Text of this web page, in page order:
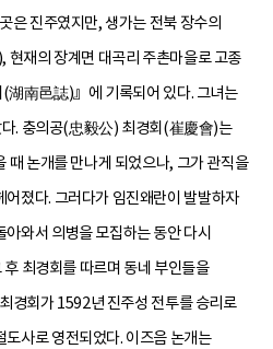
은 진주였지만, 생가는 전북 장수의
재의 장계면 대곡리 주촌마을로 고종
南邑誌)』에 기록되어 있다. 그녀는
. 충의공(忠毅公) 최경회(崔慶會)는
논개를 만나게 되었으나, 그가 관직을
졌다. 그러다가 임진왜란이 발발하자
와서 의병을 모집하는 동안 다시
최경회를 따르며 동네 부인들을
경회가 1592년 진주성 전투를 승리로
사로 영전되었다. 이즈음 논개는